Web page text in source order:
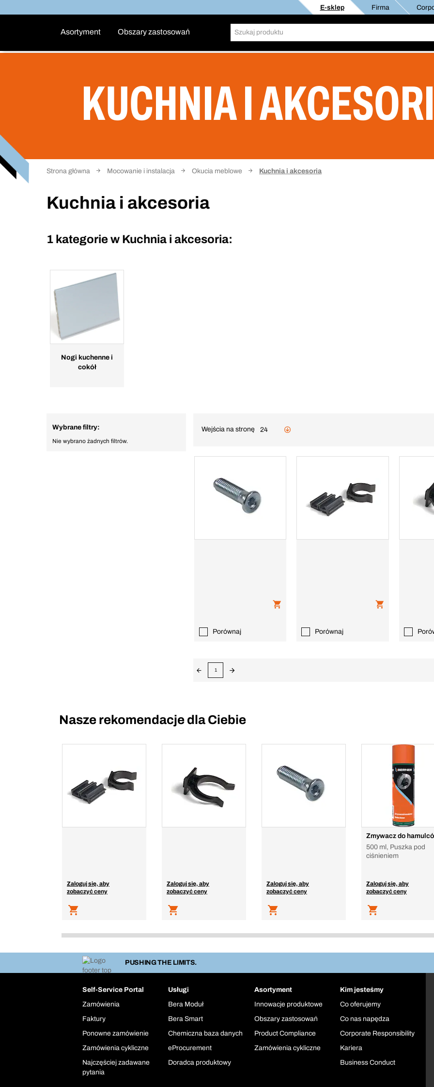
E-sklep Firma
Asortyment Obszary zastosowań
KUCHNIA I
Strona główna Mocowanie i instalacja Okucia meblowe Kuchnia i akcesoria
Kuchnia i akcesoria
1 kategorie w Kuchnia i akcesoria:
Nogi kuchenne i
cokół
Wybrane filtry:
Nie wybrano żadnych filtrów.
Wejścia na stronę 24
Porównaj Porównaj
1
Nasze rekomendacje dla Ciebie
Zaloguj się, aby
zobaczyć ceny
Zaloguj się, aby
zobaczyć ceny
Zaloguj się, aby
zobaczyć ceny
Zmywacz do
500 ml, Puszka pod
ciśnieniem
Zaloguj się, aby
zobaczyć ceny
PUSHING THE LIMITS.
Self-Service Portal
Zamówienia
Faktury
Ponowne zamówienie
Zamówienia cykliczne
Najczęściej zadawane
pytania
Usługi
Bera Moduł
Bera Smart
Chemiczna baza danych
eProcurement
Doradca produktowy
Asortyment
Innowacje produktowe
Obszary zastosowań
Product Compliance
Zamówienia cykliczne
Kim jesteśmy
Co oferujemy
Co nas napędza
Corporate Responsibility
Kariera
Business Conduct